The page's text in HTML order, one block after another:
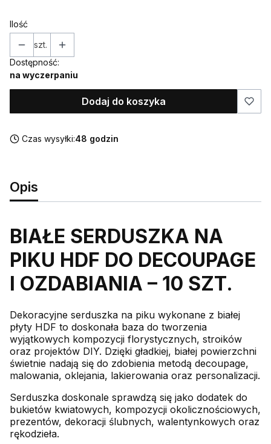
Ilość
szt.
Dostępność:
na wyczerpaniu
Dodaj do koszyka
Czas wysyłki:48 godzin
Opis
BIAŁE SERDUSZKA NA
PIKU HDF DO DECOUPAGE
I OZDABIANIA – 10 SZT.
Dekoracyjne serduszka na piku wykonane z białej
płyty HDF to doskonała baza do tworzenia
wyjątkowych kompozycji florystycznych, stroików
oraz projektów DIY. Dzięki gładkiej, białej powierzchni
świetnie nadają się do zdobienia metodą decoupage,
malowania, oklejania, lakierowania oraz personalizacji.
Serduszka doskonale sprawdzą się jako dodatek do
bukietów kwiatowych, kompozycji okolicznościowych,
prezentów, dekoracji ślubnych, walentynkowych oraz
rękodzieła.